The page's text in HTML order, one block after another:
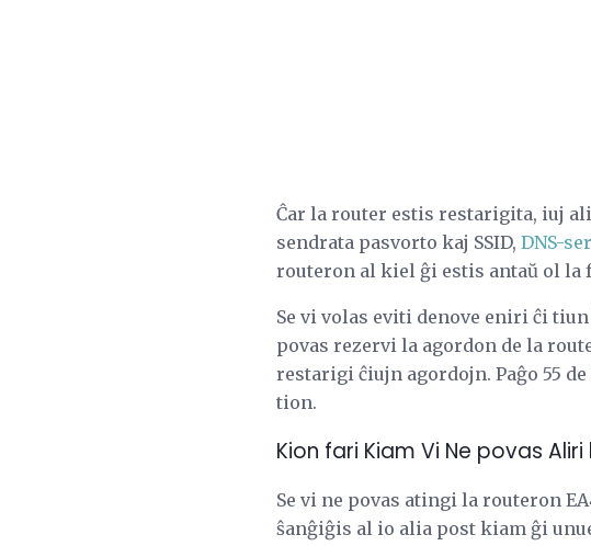
Ĉar la router estis restarigita, iuj
sendrata pasvorto kaj SSID, DNS-
routeron al kiel ĝi estis antaŭ ol la
Se vi volas eviti denove eniri ĉi
povas rezervi la agordon de la
restarigi ĉiujn agordojn. Paĝo 55
tion.
Kion fari Kiam Vi Ne povas Aliri
Se vi ne povas atingi la routeron
ŝanĝiĝis al io alia post kiam ĝi